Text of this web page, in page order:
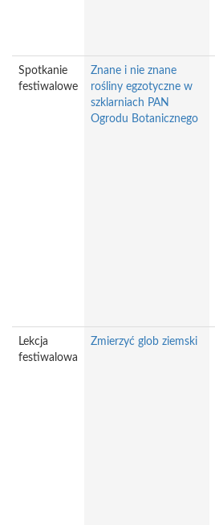
Spotkanie
festiwalowe
Znane i nie znane
rośliny egzotyczne w
szklarniach PAN
Ogrodu Botanicznego
Lekcja
festiwalowa
Zmierzyć glob ziemski